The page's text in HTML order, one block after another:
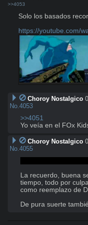
>>4053
Solo los basados
https://youtube.com/
Choroy Nostalgico
No.4053
>>4051
Yo veía en el FOx
Choroy Nostalgico
No.4055
La recuerdo, buena
tiempo, todo por
como reemplazo de
De pura suerte